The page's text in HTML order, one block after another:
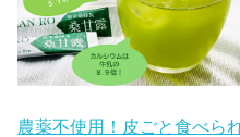
農薬不使用！皮ごと食べ